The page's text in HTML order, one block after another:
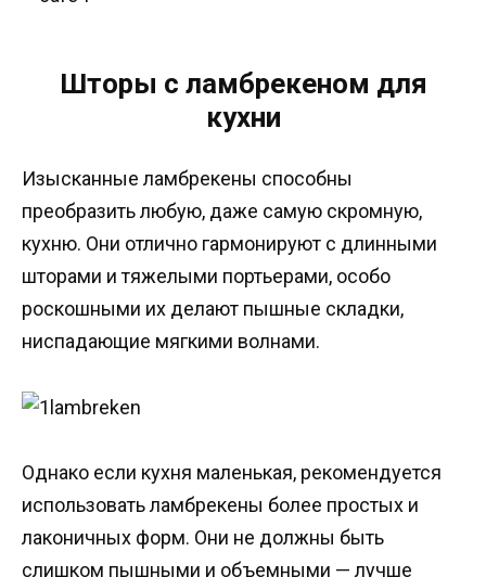
Шторы с ламбрекеном для
кухни
Изысканные ламбрекены способны
преобразить любую, даже самую скромную,
кухню. Они отлично гармонируют с длинными
шторами и тяжелыми портьерами, особо
роскошными их делают пышные складки,
ниспадающие мягкими волнами.
Однако если кухня маленькая, рекомендуется
использовать ламбрекены более простых и
лаконичных форм. Они не должны быть
слишком пышными и объемными — лучше